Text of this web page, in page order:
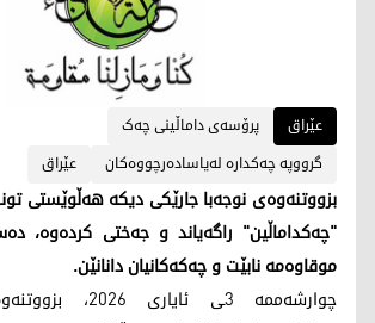
عێراق
پرۆسەی داماڵینی چەک
گرووپە چەکدارە لەیاسادەرچووەکان
عێراق
بزووتنەوەی نوجەبا جارێکی دیکە هەڵوێستی
"چەکداماڵین" راگەیاند و جەختی کردەوە،
موقاوەمە نابێت و چەکەکانیان دانانێن.
چوارشەممە 3ـی